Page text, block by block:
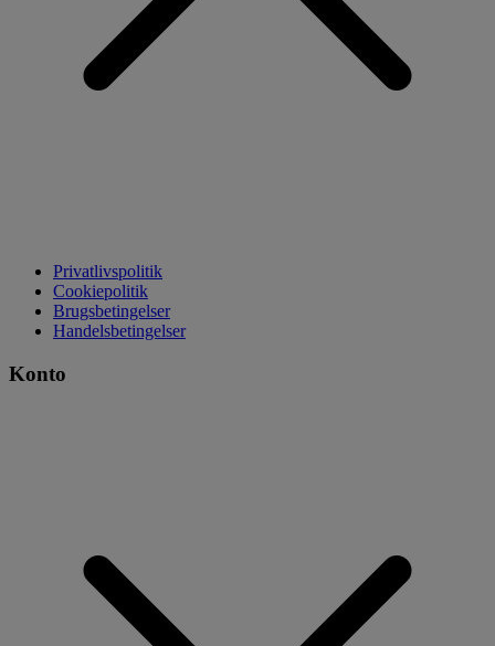
Privatlivspolitik
Cookiepolitik
Brugsbetingelser
Handelsbetingelser
Konto